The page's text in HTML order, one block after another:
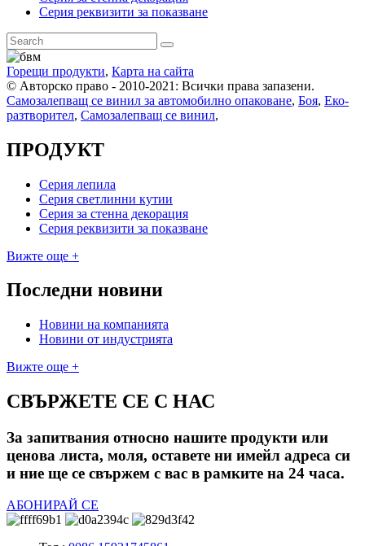
Серия реквизити за показване
Горещи продукти, Карта на сайта
© Авторско право - 2010-2021: Всички права запазени.
Самозалепващ се винил за автомобилно опаковане, Боя, Еко-
разтворител, Самозалепващ се винил,
ПРОДУКТ
Серия лепила
Серия светлинни кутии
Серия за стенна декорация
Серия реквизити за показване
Вижте още +
Последни новини
Новини на компанията
Новини от индустрията
Вижте още +
СВЪРЖЕТЕ СЕ С НАС
За запитвания относно нашите продукти или
ценова листа, моля, оставете ни имейл адреса си
и ние ще се свържем с вас в рамките на 24 часа.
АБОНИРАЙ СЕ